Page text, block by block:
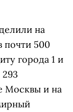
на
почти 500
города 1 и
Москвы и на